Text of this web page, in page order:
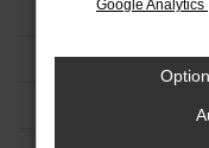
Google Analytics